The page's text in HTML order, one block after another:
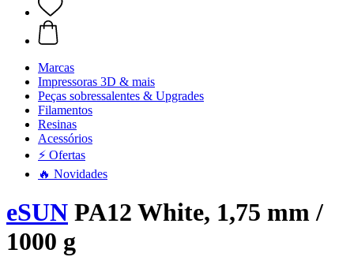
Marcas
Impressoras 3D & mais
Peças sobressalentes & Upgrades
Filamentos
Resinas
Acessórios
⚡ Ofertas
🔥 Novidades
eSUN PA12 White, 1,75 mm /
1000 g